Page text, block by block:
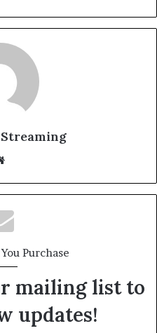
Purchase
mailing list to
updates!